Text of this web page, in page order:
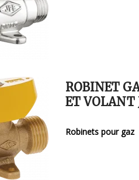
ROBINET
ET VOLANT
Robinets pour gaz